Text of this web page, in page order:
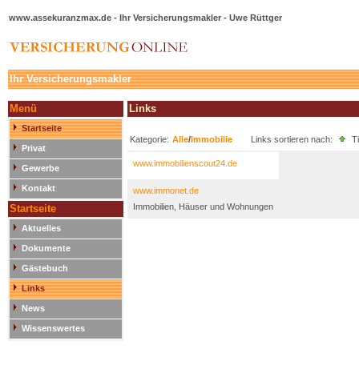
www.assekuranzmax.de - Ihr Versicherungsmakler - Uwe Rüttger
Ihr Versicherungsmakler
Menü
Startseite
Privat
Gewerbe
Kontakt
Startseite
Aktuelles
Dokumente
Gästebuch
Links
News
Wissenswertes
Links
Kategorie: Alle/Immobilie Links sortieren nach:
www.immobilienscout24.de
www.immonet.de
Immobilien, Häuser und Wohnungen